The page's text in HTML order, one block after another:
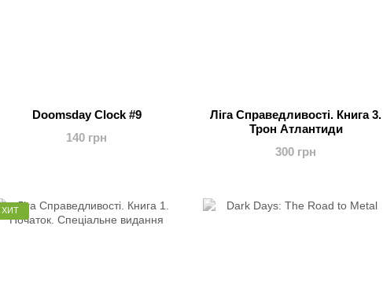
Doomsday Clock #9
140 грн
Ліга Справедливості. Книга 3.
Трон Атлантиди
300 грн
ХИТ